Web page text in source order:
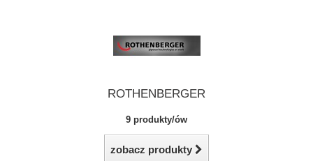
ROTHENBERGER
9 produkty/ów
zobacz produkty